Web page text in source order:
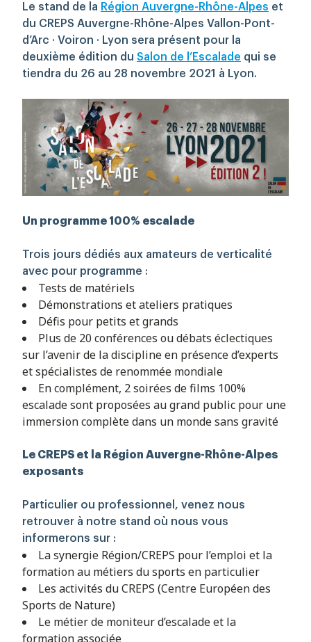
Le stand de la Région Auvergne-Rhône-Alpes et
du CREPS Auvergne-Rhône-Alpes Vallon-Pont-
d’Arc · Voiron · Lyon sera présent pour la
deuxième édition du Salon de l’Escalade qui se
tiendra du 26 au 28 novembre 2021 à Lyon.
Un programme 100% escalade
Trois jours dédiés aux amateurs de verticalité
avec pour programme :
Tests de matériels
Démonstrations et ateliers pratiques
Défis pour petits et grands
Plus de 20 conférences ou débats éclectiques
sur l’avenir de la discipline en présence d’experts
et spécialistes de renommée mondiale
En complément, 2 soirées de films 100%
escalade sont proposées au grand public pour une
immersion complète dans un monde sans gravité
Le CREPS et la Région Auvergne-Rhône-Alpes
exposants
Particulier ou professionnel, venez nous
retrouver à notre stand où nous vous
informerons sur :
La synergie Région/CREPS pour l’emploi et la
formation au métiers du sports en particulier
Les activités du CREPS (Centre Européen des
Sports de Nature)
Le métier de moniteur d’escalade et la
formation associée